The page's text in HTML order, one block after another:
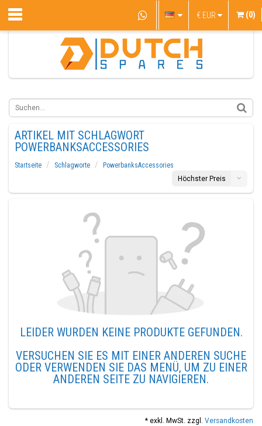
€ EUR (0)
ARTIKEL MIT SCHLAGWORT
POWERBANKSACCESSORIES
Startseite Schlagworte
PowerbanksAccessories
Höchster Preis
LEIDER WURDEN KEINE PRODUKTE GEFUNDEN.
VERSUCHEN SIE ES MIT EINER ANDEREN SUCHE
ODER VERWENDEN SIE DAS MENÜ, UM ZU EINER
ANDEREN SEITE ZU NAVIGIEREN.
* exkl. MwSt. zzgl. Versandkosten